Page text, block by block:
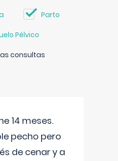
Parto
Pélvico
consultas
14 meses.
pecho pero
de cenar y a